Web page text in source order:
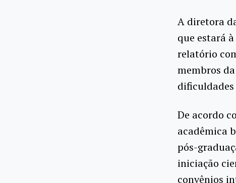
A diretora
que estará
relatório
membros
dificuldades
De acordo
acadêmica
pós-
iniciação
convênios